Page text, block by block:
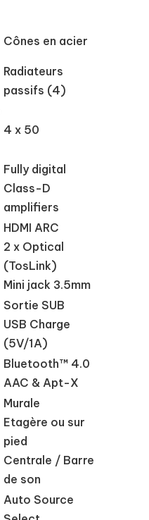
Cônes en acier
Radiateurs
passifs (4)
4 x 50
Fully digital
Class-D
amplifiers
HDMI ARC
2 x Optical
(TosLink)
Mini jack 3.5mm
Sortie SUB
USB Charge
(5V/1A)
Bluetooth™ 4.0
AAC & Apt-X
Murale
Etagère ou sur
pied
Centrale / Barre
de son
Auto Source